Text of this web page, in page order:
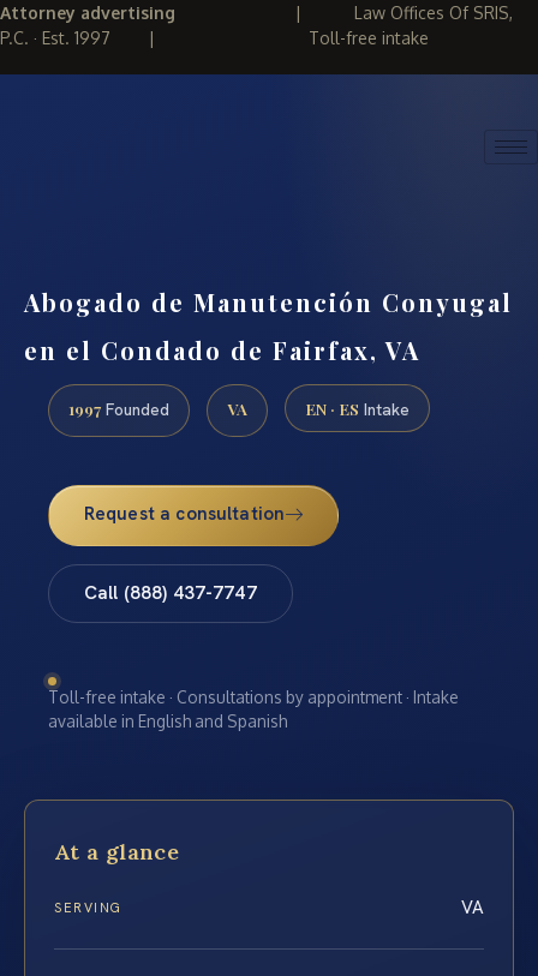
Attorney advertising | Law Offices Of SRIS,
P.C. · Est. 1997 | Toll-free intake
Abogado de Manutención Conyugal
en el Condado de Fairfax, VA
1997 Founded VA EN · ES Intake
Request a consultation
Call (888) 437-7747
Toll-free intake · Consultations by appointment · Intake
available in English and Spanish
At a glance
SERVING VA